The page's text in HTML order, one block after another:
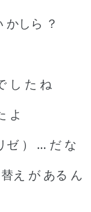
かしら ？
し た ね
よ
ゼ ） … だ な
え が ある ん